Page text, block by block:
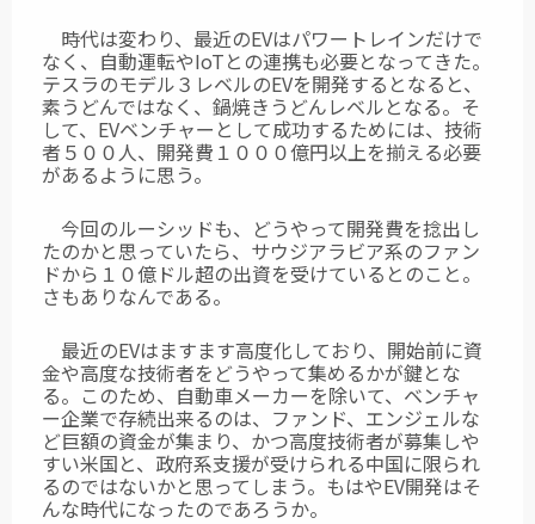
時代は変わり、最近のEVはパワートレインだけで
なく、自動運転やIoTとの連携も必要となってきた。
テスラのモデル３レベルのEVを開発するとなると、
素うどんではなく、鍋焼きうどんレベルとなる。そ
して、EVベンチャーとして成功するためには、技術
者５００人、開発費１０００億円以上を揃える必要
があるように思う。
今回のルーシッドも、どうやって開発費を捻出し
たのかと思っていたら、サウジアラビア系のファン
ドから１０億ドル超の出資を受けているとのこと。
さもありなんである。
最近のEVはますます高度化しており、開始前に資
金や高度な技術者をどうやって集めるかが鍵とな
る。このため、自動車メーカーを除いて、ベンチャ
ー企業で存続出来るのは、ファンド、エンジェルな
ど巨額の資金が集まり、かつ高度技術者が募集しや
すい米国と、政府系支援が受けられる中国に限られ
るのではないかと思ってしまう。もはやEV開発はそ
んな時代になったのであろうか。